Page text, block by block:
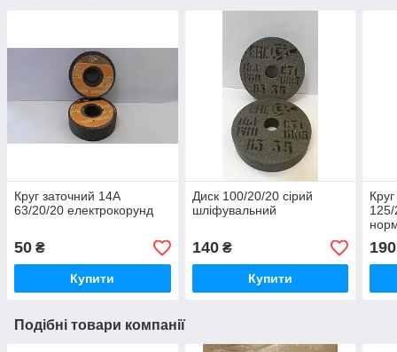
Круг заточний 14А
63/20/20 електрокорунд
50 ₴
Купити
Диск 100/20/20 сірий
шліфувальний
140₴
Купити
125/
190
Подібні товари компанії